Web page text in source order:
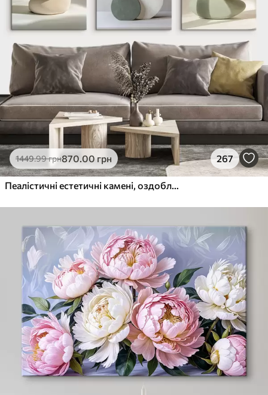
1449.99грн870.00 грн 267
Пеалістичні естетичні камені, оздоблення будинку, природне освітлення